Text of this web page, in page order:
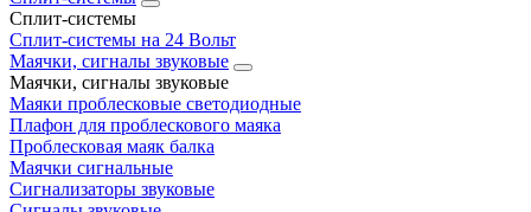
Сплит-системы
Сплит‑системы на 24 Вольт
Маячки, сигналы звуковые
Маячки, сигналы звуковые
Маяки проблесковые светодиодные
Плафон для проблескового маяка
Проблесковая маяк балка
Маячки сигнальные
Сигнализаторы звуковые